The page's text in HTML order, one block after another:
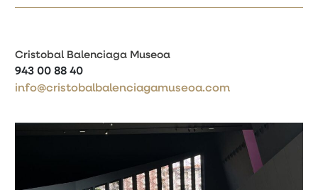
Cristobal Balenciaga Museoa
943 00 88 40
info@cristobalbalenciagamuseoa.com